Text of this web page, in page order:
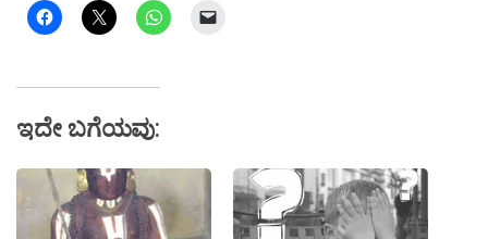
ಇದೇ ಬಗೆಯವು: